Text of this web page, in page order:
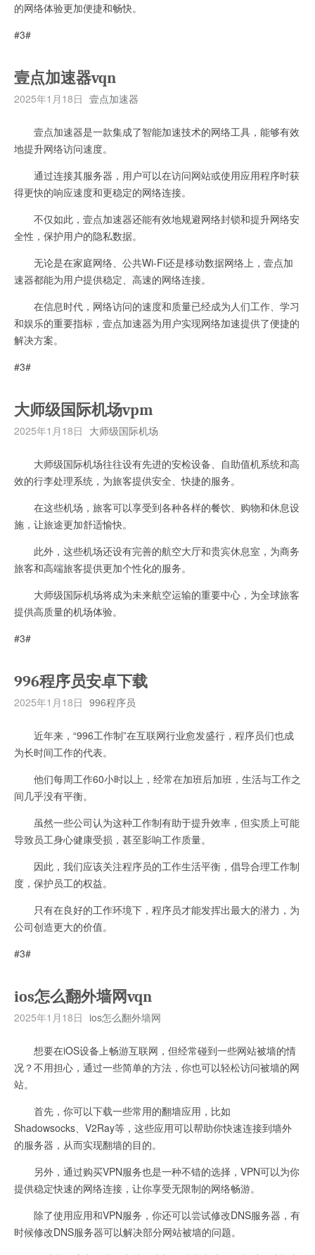
的网络体验更加便捷和畅快。
#3#
壹点加速器vqn
2025年1月18日 壹点加速器
壹点加速器是一款集成了智能加速技术的网络工具，能够有效
地提升网络访问速度。
通过连接其服务器，用户可以在访问网站或使用应用程序时获
得更快的响应速度和更稳定的网络连接。
不仅如此，壹点加速器还能有效地规避网络封锁和提升网络安
全性，保护用户的隐私数据。
无论是在家庭网络、公共Wi-Fi还是移动数据网络上，壹点加
速器都能为用户提供稳定、高速的网络连接。
在信息时代，网络访问的速度和质量已经成为人们工作、学习
和娱乐的重要指标，壹点加速器为用户实现网络加速提供了便捷的
解决方案。
#3#
大师级国际机场vpm
2025年1月18日 大师级国际机场
大师级国际机场往往设有先进的安检设备、自助值机系统和高
效的行李处理系统，为旅客提供安全、快捷的服务。
在这些机场，旅客可以享受到各种各样的餐饮、购物和休息设
施，让旅途更加舒适愉快。
此外，这些机场还设有完善的航空大厅和贵宾休息室，为商务
旅客和高端旅客提供更加个性化的服务。
大师级国际机场将成为未来航空运输的重要中心，为全球旅客
提供高质量的机场体验。
#3#
996程序员安卓下载
2025年1月18日 996程序员
近年来，“996工作制”在互联网行业愈发盛行，程序员们也成
为长时间工作的代表。
他们每周工作60小时以上，经常在加班后加班，生活与工作之
间几乎没有平衡。
虽然一些公司认为这种工作制有助于提升效率，但实质上可能
导致员工身心健康受损，甚至影响工作质量。
因此，我们应该关注程序员的工作生活平衡，倡导合理工作制
度，保护员工的权益。
只有在良好的工作环境下，程序员才能发挥出最大的潜力，为
公司创造更大的价值。
#3#
ios怎么翻外墙网vqn
2025年1月18日 ios怎么翻外墙网
想要在iOS设备上畅游互联网，但经常碰到一些网站被墙的情
况？不用担心，通过一些简单的方法，你也可以轻松访问被墙的网
站。
首先，你可以下载一些常用的翻墙应用，比如
Shadowsocks、V2Ray等，这些应用可以帮助你快速连接到墙外
的服务器，从而实现翻墙的目的。
另外，通过购买VPN服务也是一种不错的选择，VPN可以为你
提供稳定快速的网络连接，让你享受无限制的网络畅游。
除了使用应用和VPN服务，你还可以尝试修改DNS服务器，有
时候修改DNS服务器可以解决部分网站被墙的问题。